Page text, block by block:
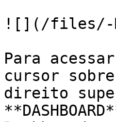
![](/files/-
Para
cursor
direito